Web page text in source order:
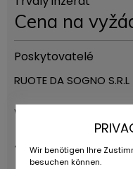
Cena na
Poskytovatelé
RUOTE DA SOGNO S.R.L
Via Daniele da
42122 Reggio Emilia
Wir benötigen Ihre
besuchen können.